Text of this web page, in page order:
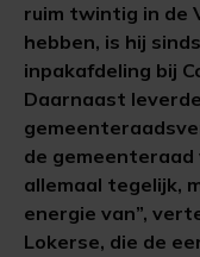
ruim twintig in de
hebben, is hij
inpakafdeling bij
Daarnaast
de gemeenteraad
allemaal tegelijk,
energie van”,
Lokerse, die de